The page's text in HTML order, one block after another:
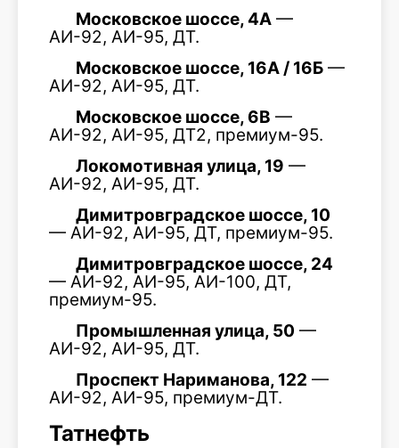
Московское шоссе, 4А —
АИ-92, АИ-95, ДТ.
Московское шоссе, 16А / 16Б —
АИ-92, АИ-95, ДТ.
Московское шоссе, 6В —
АИ-92, АИ-95, ДТ2, премиум-95.
Локомотивная улица, 19 —
АИ-92, АИ-95, ДТ.
Димитровградское шоссе, 10
— АИ-92, АИ-95, ДТ, премиум-95.
Димитровградское шоссе, 24
— АИ-92, АИ-95, АИ-100, ДТ,
премиум-95.
Промышленная улица, 50 —
АИ-92, АИ-95, ДТ.
Проспект Нариманова, 122 —
АИ-92, АИ-95, премиум-ДТ.
Татнефть